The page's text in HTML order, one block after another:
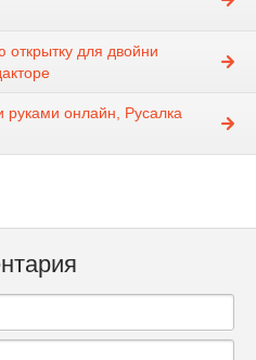
открытку для двойни
онлайн, Русалка